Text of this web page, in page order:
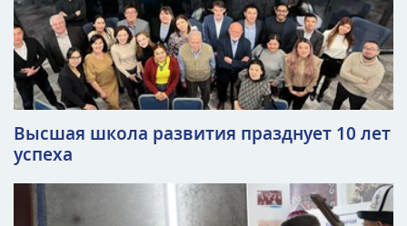
Высшая школа развития празднует 10 лет
успеха